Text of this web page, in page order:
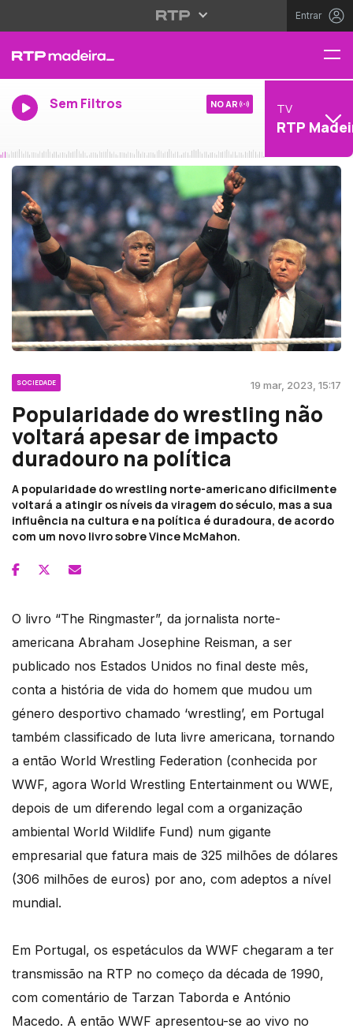
Entrar
Sem Filtros NO AR TV
RTP
SOCIEDADE 19 mar, 2023, 15:17
Popularidade do wrestling não
voltará apesar de impacto
duradouro na política
A popularidade do wrestling norte-americano dificilmente
voltará a atingir os níveis da viragem do século, mas a sua
influência na cultura e na política é duradoura, de acordo
com um novo livro sobre Vince McMahon.
O livro “The Ringmaster”, da jornalista norte-
americana Abraham Josephine Reisman, a ser
publicado nos Estados Unidos no final deste mês,
conta a história de vida do homem que mudou um
género desportivo chamado ‘wrestling’, em Portugal
também classificado de luta livre americana, tornando
a então World Wrestling Federation (conhecida por
WWF, agora World Wrestling Entertainment ou WWE,
depois de um diferendo legal com a organização
ambiental World Wildlife Fund) num gigante
empresarial que fatura mais de 325 milhões de dólares
(306 milhões de euros) por ano, com adeptos a nível
mundial.
Em Portugal, os espetáculos da WWF chegaram a ter
transmissão na RTP no começo da década de 1990,
com comentário de Tarzan Taborda e António
Macedo. A então WWF apresentou-se ao vivo no